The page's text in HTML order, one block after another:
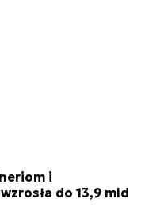
i
do 13,9 mld